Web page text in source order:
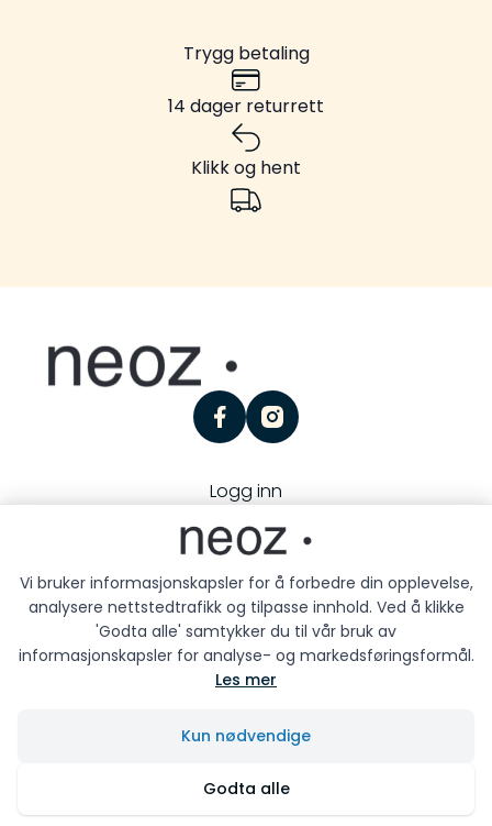
Trygg betaling
14 dager returrett
Klikk og hent
facebookinstagram
Logg inn
Kjøpsbetingelser
Besøk oss:
Storgaten 25, 3126 Tønsberg
Siden driftes avShoplabs
Vi bruker informasjonskapsler for å forbedre din opplevelse,
analysere nettstedtrafikk og tilpasse innhold. Ved å klikke
'Godta alle' samtykker du til vår bruk av
informasjonskapsler for analyse- og markedsføringsformål.
Les mer
Kun nødvendige
Godta alle